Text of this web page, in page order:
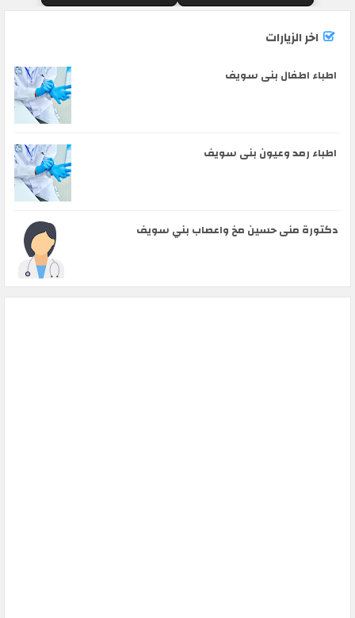
اخر الزيارات
اطباء اطفال بنى سويف
اطباء رمد وعيون بنى سويف
دكتورة منى حسين مخ واعصاب بني سويف